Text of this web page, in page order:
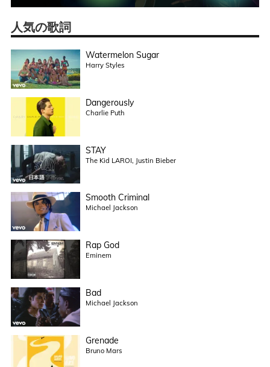
人気の歌詞
Watermelon Sugar
Harry Styles
Dangerously
Charlie Puth
STAY
The Kid LAROI, Justin Bieber
Smooth Criminal
Michael Jackson
Rap God
Eminem
Bad
Michael Jackson
Grenade
Bruno Mars